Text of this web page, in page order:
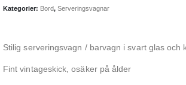
Kategorier: Bord, Serveringsvagnar
Stilig serveringsvagn / barvagn i svart glas och
Fint vintageskick, osäker på ålder